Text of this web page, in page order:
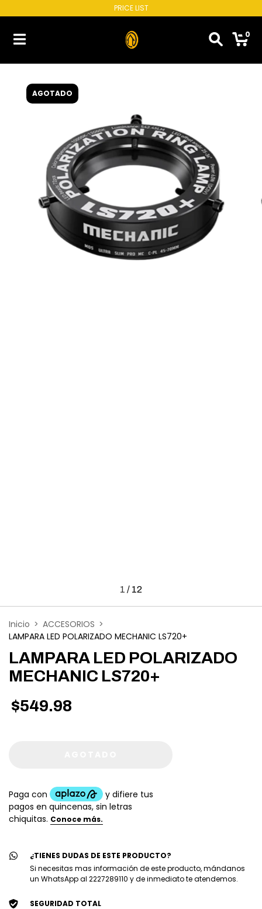
PRICE LIST
0
AGOTADO
1 / 12
Inicio > ACCESORIOS >
LAMPARA LED POLARIZADO MECHANIC LS720+
LAMPARA LED POLARIZADO
MECHANIC LS720+
$549.98
¿TIENES DUDAS DE ESTE PRODUCTO?
Si necesitas mas información de este producto, mándanos
un WhatsApp al 2227289110 y de inmediato te atendemos.
SEGURIDAD TOTAL